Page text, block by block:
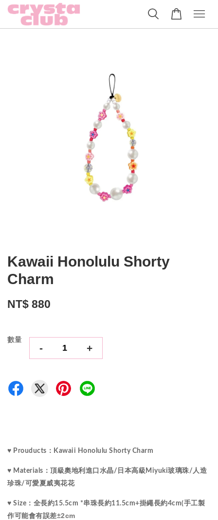
Kawaii Honolulu Shorty
Charm
NT$ 880
數量
- +
♥ Prouducts：Kawaii Honolulu Shorty Charm
♥ Materials： 頂級奧地利進口 水晶/ 日本高級Miyuki玻璃珠/ 人造
珍珠/可愛夏威夷花花
♥ Size： 全長約15.5cm *串珠長約11.5cm+掛繩長約4cm(手工製
作可能會有誤差±2cm